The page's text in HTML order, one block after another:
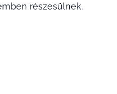
részesülnek.